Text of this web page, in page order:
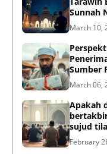
Sunnah
March 10,
Sumber
Tidak
March 06,
Apakah
sujud
dari
February